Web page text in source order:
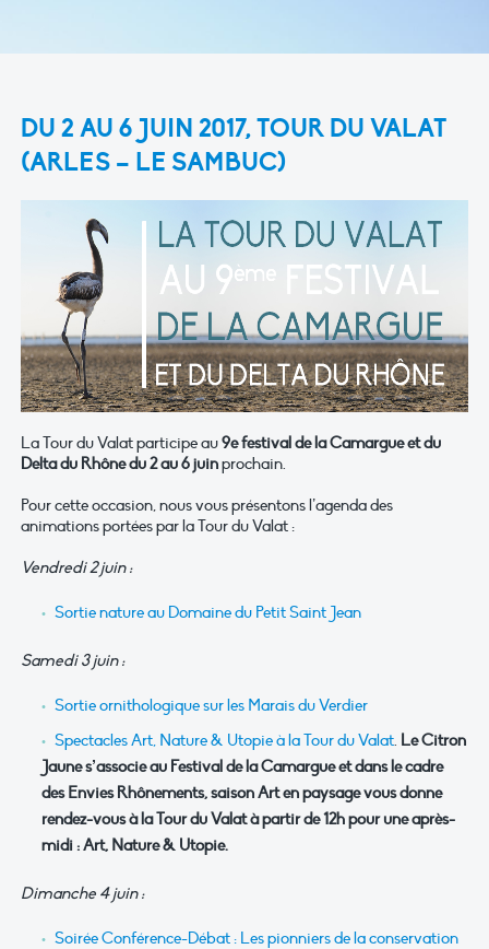
DU 2 AU 6 JUIN 2017, TOUR DU VALAT
(ARLES – LE SAMBUC)
La Tour du Valat participe au9e festival de la Camargue et du
Delta du Rhône du 2 au 6 juinprochain.
Pour cette occasion, nous vous présentons l’agenda des
animations portées par la Tour du Valat :
Vendredi 2 juin :
Sortie nature au Domaine du Petit Saint Jean
Samedi 3 juin :
Sortie ornithologique sur les Marais du Verdier
Spectacles Art, Nature & Utopie à la Tour du Valat. Le Citron
Jaune s’associe au Festival de la Camargue et dans le cadre
des Envies Rhônements, saison Art en paysage vous donne
rendez-vous à la Tour du Valat à partir de 12h pour une après-
midi : Art, Nature & Utopie.
Dimanche 4 juin :
Soirée Conférence-Débat : Les pionniers de la conservation